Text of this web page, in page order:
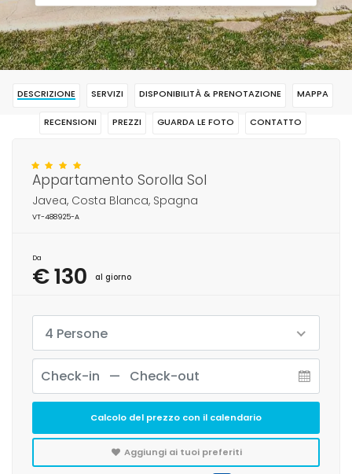
DESCRIZIONE SERVIZI DISPONIBILITÀ & PRENOTAZIONE MAPPA
RECENSIONI PREZZI GUARDA LE FOTO CONTATTO
Appartamento Sorolla Sol
Javea, Costa Blanca, Spagna
VT-488925-A
Da
€ 130 al giorno
4 Persone
Calcolo del prezzo con il calendario
Aggiungi ai tuoi preferiti